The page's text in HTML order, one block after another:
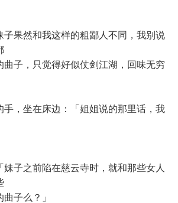
果然和我这样的粗鄙人不同，我别说
曲子，只觉得好似仗剑江湖，回味无穷
，坐在床边：「姐姐说的那里话，我
子之前陷在慈云寺时，就和那些女人
子么？」